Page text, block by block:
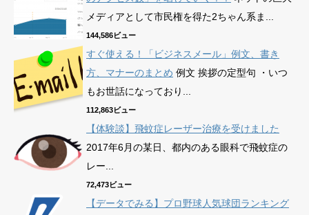
メディアとして市民権を得た2ちゃん系ま...
144,586ビュー
すぐ使える！「ビジネスメール」例文、書き
方、マナーのまとめ 例文 挨拶の定型句 ・いつ
もお世話になっており...
112,863ビュー
【体験談】飛蚊症レーザー治療を受けました
2017年6月の某日、都内のある眼科で飛蚊症の
レー...
72,473ビュー
【データでみる】プロ野球人気球団ランキング